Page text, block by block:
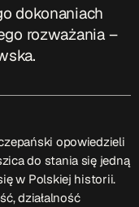
z inicjatywy
logotypy,
dokonaniach
rozważania –
opowiedzieli
do stania się jedną
w Polskiej historii.
działalność